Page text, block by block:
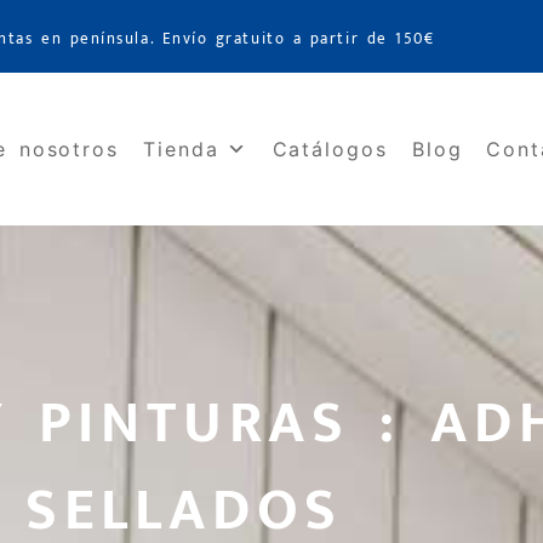
en península. Envío gratuito a partir de 150€
nosotros Tienda Catálogos Blog
PINTURAS :
SELLADOS